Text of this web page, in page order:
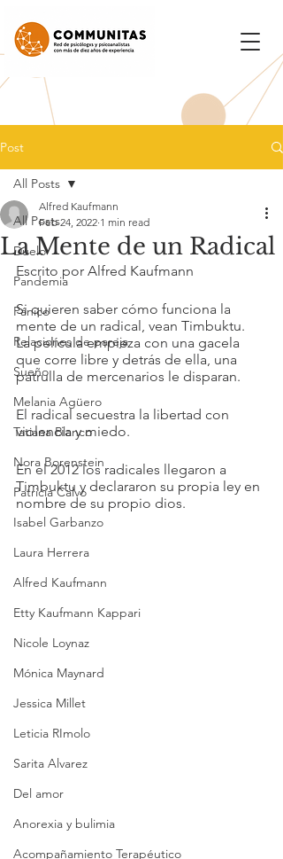
Post
All Posts
Duelo
Pandemia
Pánico
Relaciones de pareja
Sueño
Melania Agüero
Tatiana Blanco
Nora Borenstein
Patricia Calvo
Isabel Garbanzo
Laura Herrera
Alfred Kaufmann
Etty Kaufmann Kappari
Nicole Loynaz
Mónica Maynard
Jessica Millet
Leticia RImolo
Sarita Alvarez
Del amor
Anorexia y bulimia
Acompañamiento Terapéutico
All Posts
La Mente de un Radical
Alfred Kaufmann
Feb 24, 2022 1 min read
Escrito por Alfred Kaufmann
Si quieren saber cómo funciona la
mente de un radical, vean Timbuktu.
La película empieza con una gacela
que corre libre y detrás de ella, una
patrulla de mercenarios le disparan.
El radical secuestra la libertad con
violencia y miedo.
En el 2012 los radicales llegaron a
Timbuktu y declararon su propia ley en
nombre de su propio dios.